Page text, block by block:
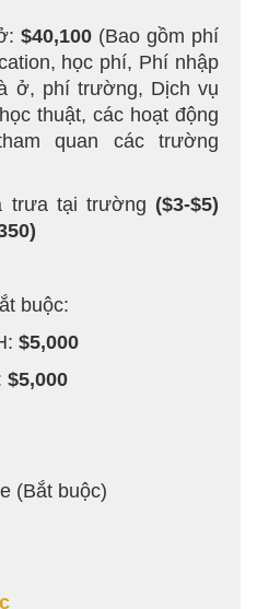
$40,100 (Bao gồm phí
học phí, Phí nhập
ở, phí trường, Dịch vụ
thuật, các hoạt động
quan các trường
trưa tại trường ($3-$5)
buộc:
$5,000
$5,000
(Bắt buộc)